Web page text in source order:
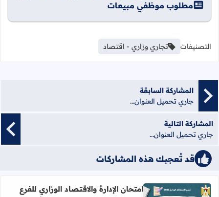
مطلوب موظفي مبيعات
التصنيفات تجاري وزاري - اقتصاد
المشاركة السابقة
جاري تحميل العنوان...
المشاركة التالية
جاري تحميل العنوان...
قد تُعجبك هذه المشاركات
امتحان الإدارة والاقتصاد الوزاري للفرع